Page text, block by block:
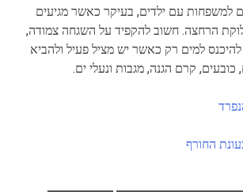
למשפחות עם ילדים, בעיקר כאשר מגיעים
הרחצה. חשוב להקפיד על השגחה צמודה,
למים רק כאשר יש מציל פעיל ולהביא
קרם הגנה, מגבות ונעלי ים.
החורף